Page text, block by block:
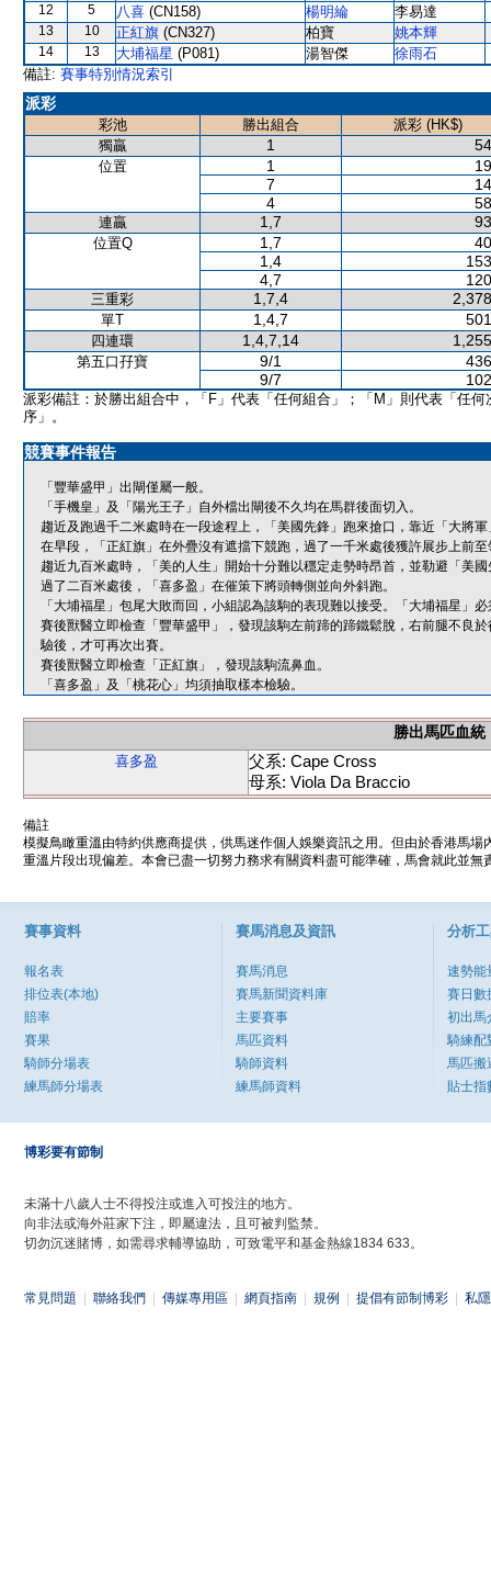
12 5 八喜 (CN158) 楊明綸 李易達
13 10 正紅旗 (CN327) 柏寶 姚本輝
14 13 大埔福星 (P081) 湯智傑
徐雨石
備註: 賽事特別情況索引
派彩
彩池 勝出組合
派彩 (HK$)
獨贏
1
位置 1
7
4
連贏 1,7
位置Q 1,7
1,4
4,7
三重彩 1,7,4
單T 1,4,7
四連環 1,4,7,14
第五口孖寶 9/1
9/7
派彩備註：於勝出組合中，「F」代表「任何組合」；「M」則代表「任何
序」。
競賽事件報告
「豐華盛甲」出閘僅屬一般。
「手機皇」及「陽光王子」自外檔出閘後不久均在馬群後面切入。
趨近及跑過千二米處時在一段途程上，「美國先鋒」跑來搶口，靠近「大將
在早段，「正紅旗」在外疊沒有遮擋下競跑，過了一千米處後獲許展步上前
趨近九百米處時，「美的人生」開始十分難以穩定走勢時昂首，並勒避「美
過了二百米處後，「喜多盈」在催策下將頭轉側並向外斜跑。
「大埔福星」包尾大敗而回，小組認為該駒的表現難以接受。「大埔福星」
賽後獸醫立即檢查「豐華盛甲」，發現該駒左前蹄的蹄鐵鬆脫，右前腿不良
驗後，才可再次出賽。
賽後獸醫立即檢查「正紅旗」，發現該駒流鼻血。
「喜多盈」及「桃花心」均須抽取樣本檢驗。
勝出馬匹血統
喜多盈
父系: Cape Cross
母系: Viola Da Braccio
備註
模擬鳥瞰重溫由特約供應商提供，供馬迷作個人娛樂資訊之用。但由於香港馬
重溫片段出現偏差。本會已盡一切努力務求有關資料盡可能準確，馬會就此並
賽事資料
報名表
排位表(本地)
賠率
賽果
騎師分場表
練馬師分場表
賽馬消息及資訊
賽馬消息
賽馬新聞資料庫
主要賽事
馬匹資料
騎師資料
練馬師資料
分析
速勢能
賽日數
初出馬
騎練配
馬匹搬
貼士指
博彩要有節制
未滿十八歲人士不得投注或進入可投注的地方。
向非法或海外莊家下注，即屬違法，且可被判監禁。
切勿沉迷賭博，如需尋求輔導協助，可致電平和基金熱線1834 633。
常見問題 聯絡我們 傳媒專用區 網頁指南 規例 提倡有節制博彩 私